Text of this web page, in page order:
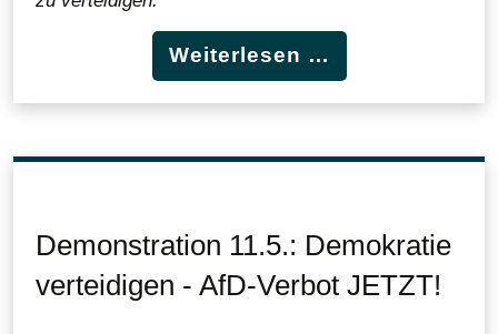
Weiterlesen …
Demonstration 11.5.: Demokratie
verteidigen - AfD-Verbot JETZT!